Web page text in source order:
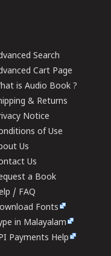
Search
Cart Page
is Audio Book ?
& Returns
Notice
of Use
Us
Us
a Book
/ FAQ
Fonts
in Malayalam
Payments Help